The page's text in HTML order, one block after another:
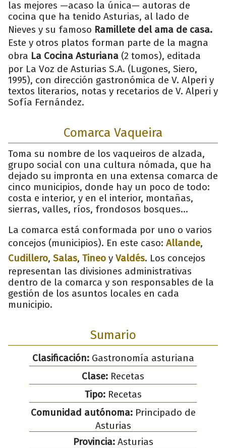
las mejores —acaso la única— autoras de
cocina que ha tenido Asturias, al lado de
Nieves y su famoso Ramillete del ama de casa.
Este y otros platos forman parte de la magna
obra La Cocina Asturiana (2 tomos), editada
por La Voz de Asturias S.A. (Lugones, Siero,
1995), con dirección gastronómica de V. Alperi y
textos literarios, notas y recetarios de V. Alperi y
Sofía Fernández.
Comarca Vaqueira
Toma su nombre de los vaqueiros de alzada,
grupo social con una cultura nómada, que ha
dejado su impronta en una extensa comarca de
cinco municipios, donde hay un poco de todo:
costa e interior, y en el interior, montañas,
sierras, valles, ríos, frondosos bosques…
La comarca está conformada por uno o varios
concejos (municipios). En este caso: Allande,
Cudillero, Salas, Tineo y Valdés. Los concejos
representan las divisiones administrativas
dentro de la comarca y son responsables de la
gestión de los asuntos locales en cada
municipio.
Sumario
Clasificación:Gastronomía asturiana
Clase: Recetas
Tipo:Recetas
Comunidad autónoma:Principado de
Asturias
Provincia:Asturias